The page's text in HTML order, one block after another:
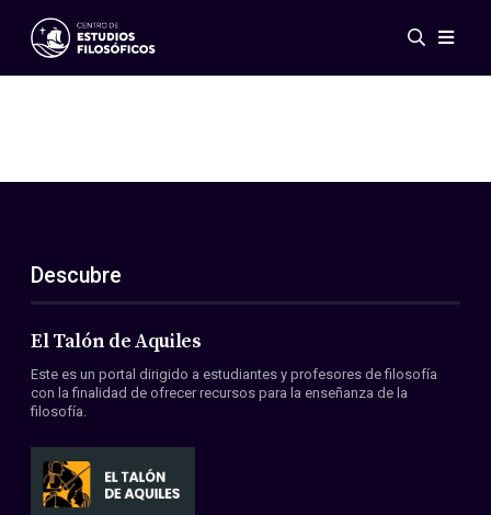
Eventos
ES
EN
Acerca de nosotros
Miembros
Convenios
Descubre
El Talón de Aquiles
Este es un portal dirigido a estudiantes y profesores de filosofía
con la finalidad de ofrecer recursos para la enseñanza de la
filosofía.